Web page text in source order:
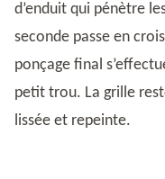
d’enduit qui pénètre
seconde passe en
ponçage final
petit trou. La grille
lissée et repeinte.